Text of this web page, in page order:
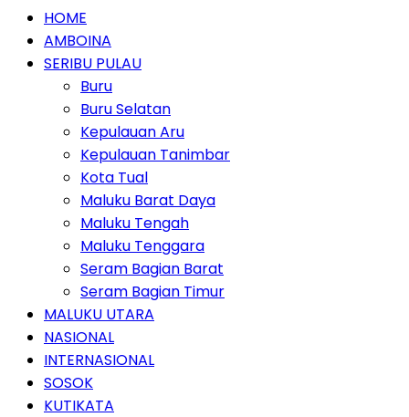
HOME
AMBOINA
SERIBU PULAU
Buru
Buru Selatan
Kepulauan Aru
Kepulauan Tanimbar
Kota Tual
Maluku Barat Daya
Maluku Tengah
Maluku Tenggara
Seram Bagian Barat
Seram Bagian Timur
MALUKU UTARA
NASIONAL
INTERNASIONAL
SOSOK
KUTIKATA